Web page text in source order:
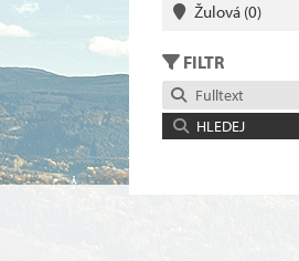
Žulová (0)
FILTR
Fulltext
HLEDEJ